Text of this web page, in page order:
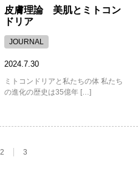
皮膚理論 美肌とミトコン
ドリア
JOURNAL
2024.7.30
ミトコンドリアと私たちの体 私たち
の進化の歴史は35億年 […]
2 3